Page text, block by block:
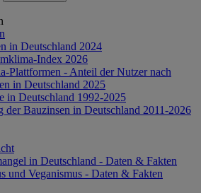
in Deutschland 2024
Index 2026
Plattformen - Anteil der Nutzer nach
in Deutschland 2025
in Deutschland 1992-2025
der Bauzinsen in Deutschland 2011-2026
in Deutschland - Daten & Fakten
und Veganismus - Daten & Fakten